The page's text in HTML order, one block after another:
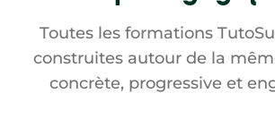
Toutes les formations
construites autour de la
concrète, progressive et